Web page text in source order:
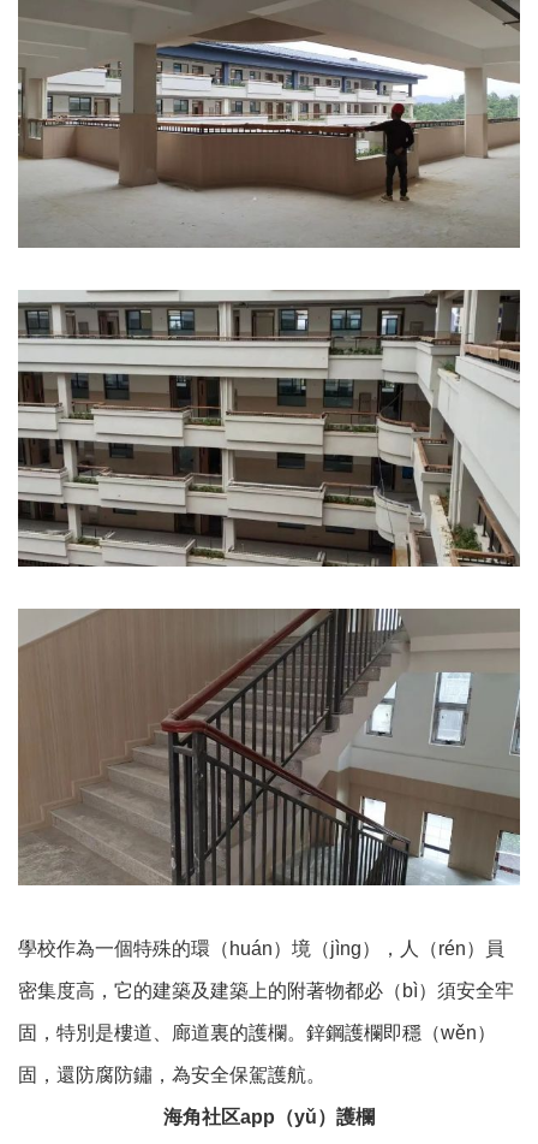
學校作為一個特殊的環（huán）境（jìng），人（rén）員
密集度高，它的建築及建築上的附著物都必（bì）須安全牢
固，特別是樓道、廊道裏的護欄。鋅鋼護欄即穩（wěn）
固，還防腐防鏽，為安全保駕護航。
海角社区app（yǔ）護欄